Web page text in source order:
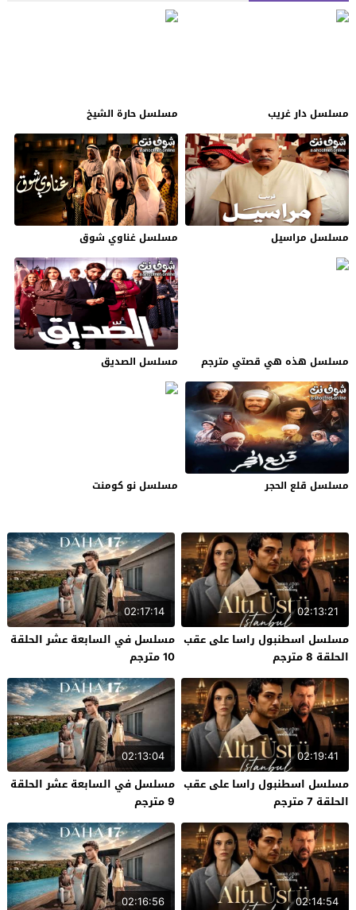
مسلسل دار غريب مسلسل حارة الشيخ
مسلسل مراسيل مسلسل غناوي شوق
مسلسل هذه هي قصتي مترجم مسلسل الصديق
مسلسل قلع الحجر مسلسل نو كومنت
02:13:21
مسلسل اسطنبول راسا على عقب
الحلقة 8 مترجم
02:17:14
مسلسل في السابعة عشر الحلقة
10 مترجم
02:19:41
مسلسل اسطنبول راسا على عقب
الحلقة 7 مترجم
02:13:04
مسلسل في السابعة عشر الحلقة
9 مترجم
02:14:54
02:16:56